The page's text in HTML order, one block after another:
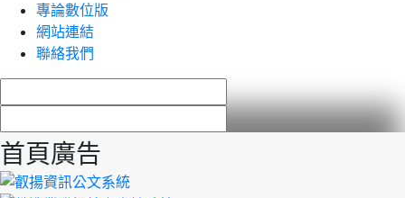
專論數位版
網站連結
聯絡我們
首頁廣告